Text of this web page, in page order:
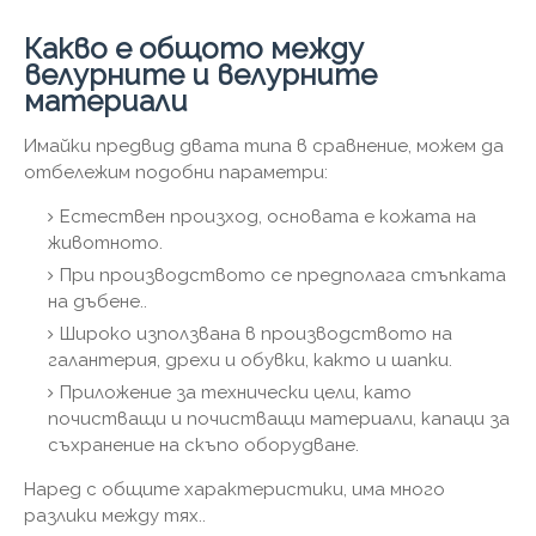
Какво е общото между
велурните и велурните
материали
Имайки предвид двата типа в сравнение, можем да
отбележим подобни параметри:
Естествен произход, основата е кожата на
животното.
При производството се предполага стъпката
на дъбене..
Широко използвана в производството на
галантерия, дрехи и обувки, както и шапки.
Приложение за технически цели, като
почистващи и почистващи материали, капаци за
съхранение на скъпо оборудване.
Наред с общите характеристики, има много
разлики между тях..